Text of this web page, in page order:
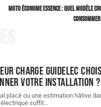
Moto économe essence : quel modèle
charge guidelec
votre installation ?
placé ou une estimation hâtive
suffit…